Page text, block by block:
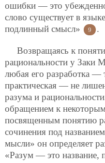
ошибки — это
слово существует в
подлинный смысл»
9 .
Возвращаясь к
рациональности у Заки
любая его разработка —
практическая — не
разума и
обращением к
посвященным понятию
сочинения под
мысли» он определяет
«Разум — это название,